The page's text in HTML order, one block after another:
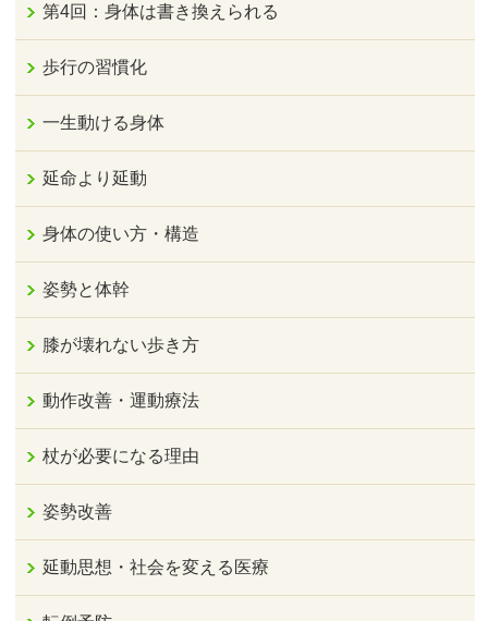
第4回：身体は書き換えられる
歩行の習慣化
一生動ける身体
延命より延動
身体の使い方・構造
姿勢と体幹
膝が壊れない歩き方
動作改善・運動療法
杖が必要になる理由
姿勢改善
延動思想・社会を変える医療